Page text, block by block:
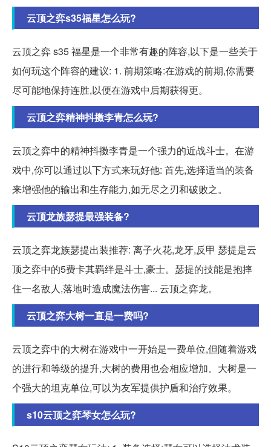
云顶之弈s35福星怎么玩?
云顶之弈 s35 福星是一个非常有趣的阵容,以下是一些关于
如何玩这个阵容的建议: 1. 前期策略:在游戏的前期,你需要
尽可能地保持连胜,以便在游戏中后期获得更。
云顶之弈精神抖擞李青怎么玩?
云顶之弈中的精神抖擞李青是一个强力的近战斗士。在游
戏中,你可以通过以下方式来玩好他: 首先,选择适当的装备
来增强他的输出和生存能力,如无尽之刃和破败之。
云顶龙族瑟提最强装备?
云顶之弈龙族瑟提出装推荐: 离子火花,龙牙,反甲 瑟提是云
顶之弈中的5费卡其羁绊是斗士,豪士。瑟提的技能是抱摔
住一名敌人,落地时造成魔法伤害... 云顶之弈龙。
云顶之弈大树一直是一费吗?
云顶之弈中的大树在游戏中一开始是一费单位,但随着游戏
的进行和等级的提升,大树的费用也会相应增加。大树是一
个强大的坦克单位,可以为友军提供护盾和治疗效果。
s10云顶之弈琴女怎么玩?